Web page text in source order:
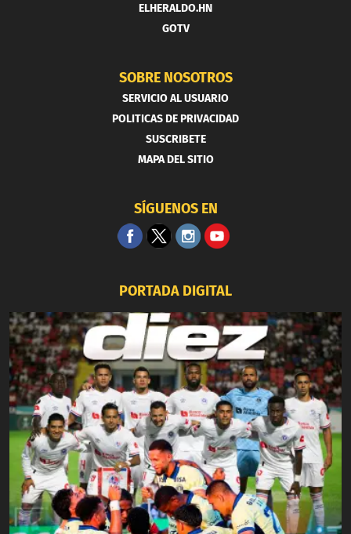
ELHERALDO.HN
GOTV
SOBRE NOSOTROS
SERVICIO AL USUARIO
POLITICAS DE PRIVACIDAD
SUSCRIBETE
MAPA DEL SITIO
SÍGUENOS EN
PORTADA DIGITAL